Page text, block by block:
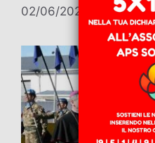
02/06/2026